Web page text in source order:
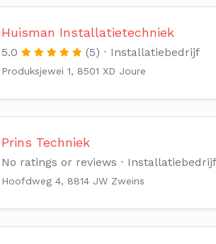
Huisman Installatietechniek
5.0 (5) Installatiebedrijf
Produksjewei 1, 8501 XD Joure
Prins Techniek
No ratings or reviews Installatiebedrijf
Hoofdweg 4, 8814 JW Zweins